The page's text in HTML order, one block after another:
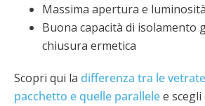
Massima apertura e luminosità
Buona capacità di isolamento
chiusura ermetica
Scopri qui la differenza tra le
pacchetto e quelle parallelee